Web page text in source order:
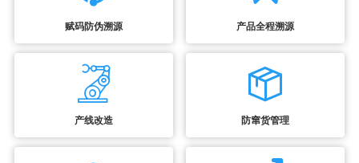
赋码防伪溯源 产品全程溯源
产线改造 防窜货管理